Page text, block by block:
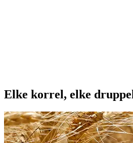
Elke korrel, elke druppel